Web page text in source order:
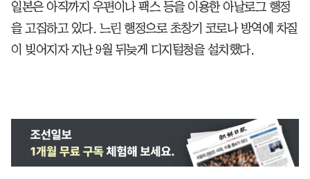
일본은 아직까지 우편이나 팩스 등을 이용한 아날로그 행정
을 고집하고 있다. 느린 행정으로 초창기 코로나 방역에 차질
이 빚어지자 지난 9월 뒤늦게 디지털청을 설치했다.